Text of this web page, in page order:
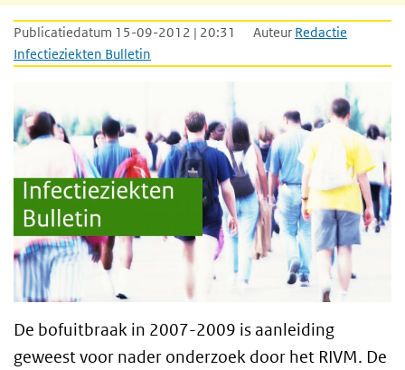
Publicatiedatum 15-09-2012 | 20:31 Auteur Redactie
Infectieziekten Bulletin
De bofuitbraak in 2007-2009 is aanleiding
geweest voor nader onderzoek door het RIVM. De